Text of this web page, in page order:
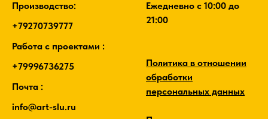
Производство:
+79270739777
Работа с проектами :
+79996736275
Почта :
info@art-slu.ru
Ежедневно c 10:00 до
21:00
Политика в отношении
обработки
персональных данных